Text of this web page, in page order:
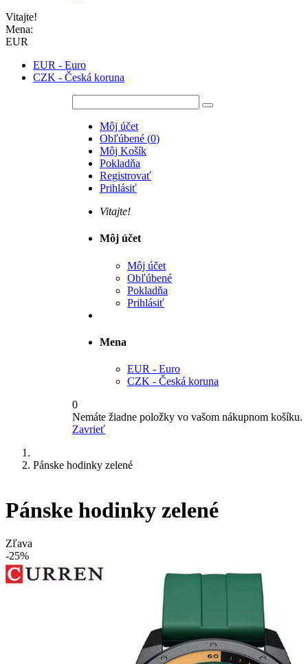
Vitajte!
Mena:
EUR
EUR - Euro
CZK - Česká koruna
Môj účet
Obľúbené (0)
Môj Košík
Pokladňa
Registrovať
Prihlásiť
Vitajte!
Môj účet
Môj účet
Obľúbené
Pokladňa
Prihlásiť
Mena
EUR - Euro
CZK - Česká koruna
0
Nemáte žiadne položky vo vašom nákupnom košíku.
Zavrieť
Pánske hodinky zelené
Pánske hodinky zelené
Zľava
-25%